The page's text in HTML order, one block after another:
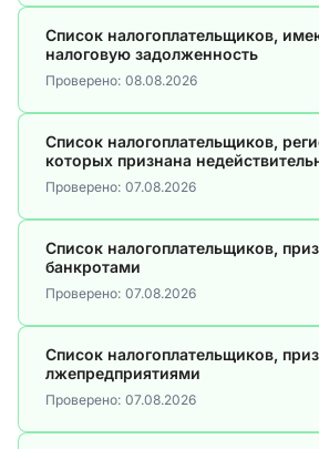
Список налогоплательщиков,
налоговую задолженность
Проверено: 08.08.2026
Список налогоплательщиков,
которых признана
Проверено: 07.08.2026
Список налогоплательщиков,
банкротами
Проверено: 07.08.2026
Список налогоплательщиков,
лжепредприятиями
Проверено: 07.08.2026